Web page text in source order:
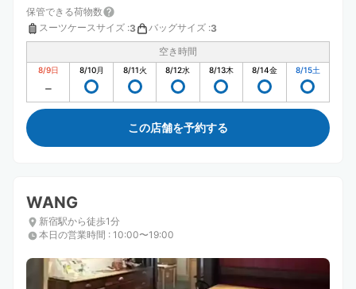
保管できる荷物数
スーツケースサイズ :3 バッグサイズ :3
空き時間
8/9日 8/10月 8/11火 8/12水 8/13木 8/14金 8/15土
この店舗を予約する
WANG
新宿駅から徒歩1分
本日の営業時間 : 10:00〜19:00